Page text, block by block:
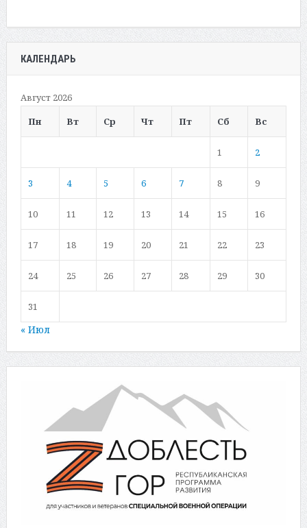
КАЛЕНДАРЬ
Август 2026
Пн
Вт Ср Чт Пт Сб Вс
1 2
3 4 5 6 7 8 9
10 11 12 13 14 15 16
17 18 19 20 21 22 23
24 25 26 27 28 29 30
31
« Июл